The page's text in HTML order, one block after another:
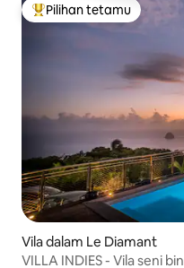
Pilihan utama tetamu
Pilihan tetamu
Vila dalam Le Diamant
VILLA INDIES - Vila seni